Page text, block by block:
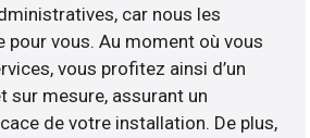
car nous les
pour vous. Au moment où vous
vous profitez ainsi d’un
sur mesure, assurant un
de votre installation. De plus,